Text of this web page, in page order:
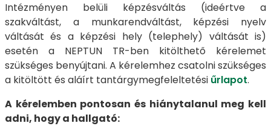
Intézményen belüli képzésváltás (ideértve a
szakváltást, a munkarendváltást, képzési nyelv
váltását és a képzési hely (telephely) váltását is)
esetén a NEPTUN TR-ben kitölthető kérelemet
szükséges benyújtani. A kérelemhez csatolni szükséges
a kitöltött és aláírt tantárgymegfeleltetési űrlapot.
A kérelemben pontosan és hiánytalanul meg kell
adni, hogy a hallgató: